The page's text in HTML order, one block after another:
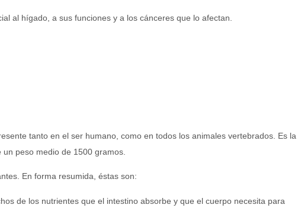
al hígado, a sus funciones y a los cánceres que lo afectan.
tanto en el ser humano, como en todos los animales vertebrados. Es la
peso medio de 1500 gramos.
En forma resumida, éstas son:
de los nutrientes que el intestino absorbe y que el cuerpo necesita para